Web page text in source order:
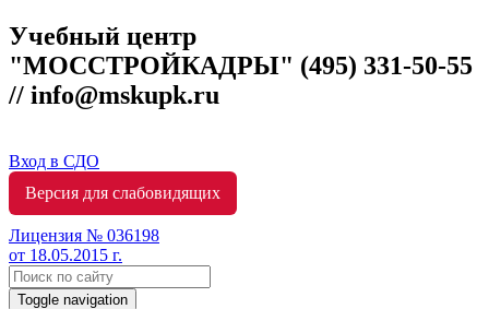
Учебный центр
"МОССТРОЙКАДРЫ" (495) 331-50-55
// info@mskupk.ru
Вход в СДО
Версия для слабовидящих
Лицензия № 036198
от 18.05.2015 г.
Toggle navigation